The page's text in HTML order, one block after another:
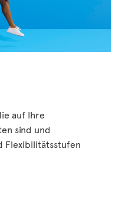
auf Ihre
sind und
Flexibilitätsstufen